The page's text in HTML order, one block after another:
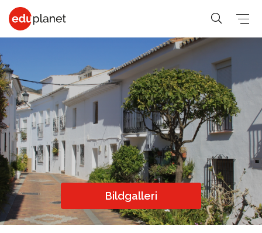
COLLEGE &
UNIVERSITET
Business,
Human
Resources
Fashion,
Design, Art,
Architecture
Medicin,
Veterinär,
PreMed
Psychology,
Sociology
Social
SPRÅKRESOR
Allmänna &
Student
Språkresor
för 30+
Språkresor
för 50+
PREMED
På vår
världsledande
PreMed-kurs
sitter du
uppkopplad
via datorn
med din
Bildgalleri